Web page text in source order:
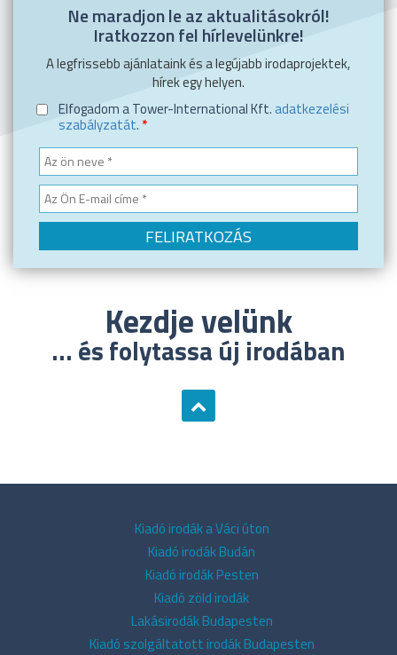
Ne maradjon le az aktualitásokról!
Iratkozzon fel hírlevelünkre!
A legfrissebb ajánlataink és a legújabb irodaprojektek,
hírek egy helyen.
Elfogadom a Tower-International Kft. adatkezelési
szabályzatát. *
Kezdje velünk
... és folytassa új irodában
Kiadó irodák a Váci úton
Kiadó irodák Budán
Kiadó irodák Pesten
Kiadó zöld irodák
Lakásirodák Budapesten
Kiadó szolgáltatott irodák Budapesten